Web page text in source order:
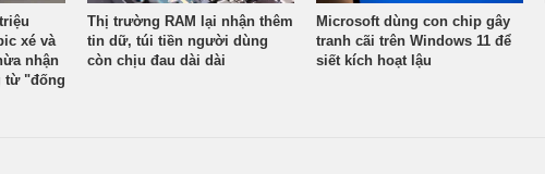
xé và
nhận
từ "đống
Thị trường RAM lại nhận thêm
tin dữ, túi tiền người dùng
còn chịu đau dài dài
Microsoft dùng con chip gây
tranh cãi trên Windows 11 để
siết kích hoạt lậu